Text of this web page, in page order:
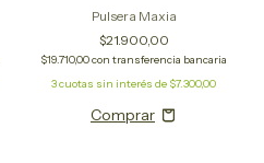
Pulsera Maxia
$21.900,00
$19.710,00con transferencia bancaria
3cuotas sin interés de $7.300,00